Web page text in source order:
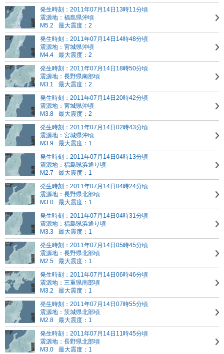
発生時刻：2011年07月14日13時11分頃
震源地：福島県沖頃
M5.2
最大震度：2
発生時刻：2011年07月14日14時48分頃
震源地：宮城県沖頃
M4.4
最大震度：2
発生時刻：2011年07月14日18時50分頃
震源地：長野県南部頃
M3.1
最大震度：2
発生時刻：2011年07月14日20時42分頃
震源地：宮城県沖頃
M3.8
最大震度：2
発生時刻：2011年07月14日02時43分頃
震源地：宮城県沖頃
M3.9
最大震度：1
発生時刻：2011年07月14日04時13分頃
震源地：福島県浜通り頃
M2.7
最大震度：1
発生時刻：2011年07月14日04時24分頃
震源地：長野県北部頃
M3.0
最大震度：1
発生時刻：2011年07月14日04時31分頃
震源地：福島県浜通り頃
M3.3
最大震度：1
発生時刻：2011年07月14日05時45分頃
震源地：長野県北部頃
M2.5
最大震度：1
発生時刻：2011年07月14日06時46分頃
震源地：三重県南部頃
M3.2
最大震度：1
発生時刻：2011年07月14日07時55分頃
震源地：茨城県北部頃
M2.8
最大震度：1
発生時刻：2011年07月14日11時45分頃
震源地：長野県北部頃
M3.0
最大震度：1